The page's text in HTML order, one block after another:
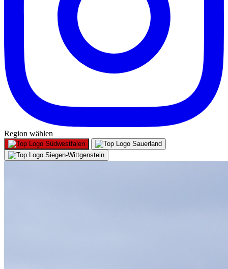
Region wählen
Südwestfalen
Sauerland
Siegen-Wittgenstein